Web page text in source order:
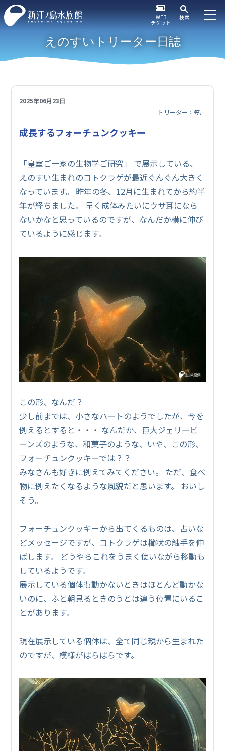
WEB
チケット
検索
えのすいトリーター日誌
2025年06月23日
トリーター：笠川
成長するフォーチュンクッキー
「皇室ご一家の生物学ご研究」 で展示している、
えのすい生まれのコトクラゲが最近ぐんぐん大きく
なっています。 昨年の冬、12月に生まれてから約半
年が経ちました。 早く成体みたいにウサ耳になら
ないかなと思っているのですが、なんだか横に伸び
ているように感じます。
この形、なんだ？
少し前までは、小さなハートのようでしたが、今を
例えるとすると・・・ なんだか、巨大ジェリービ
ーンズのような、和菓子のような、いや、この形、
フォーチュンクッキーでは？？
みなさんも好きに例えてみてください。 ただ、食べ
物に例えたくなるような風貌だと思います。 おいし
そう。
フォーチュンクッキーから出てくるものは、占いな
どメッセージですが、コトクラゲは櫛状の触手を伸
ばします。 どうやらこれをうまく使いながら移動も
しているようです。
展示している個体も動かないときはほとんど動かな
いのに、ふと朝見るときのうとは違う位置にいるこ
とがあります。
現在展示している個体は、全て同じ親から生まれた
のですが、模様がばらばらです。